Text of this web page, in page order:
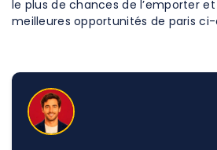
le plus de chances de l’emporter
meilleures opportunités de paris ci-